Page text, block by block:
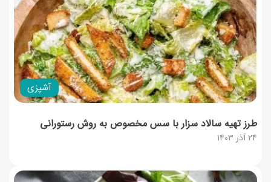
آشپزی
24 آذر 1403
طرز تهیه سالاد سزار با سس مخصوص به روش رستورانی